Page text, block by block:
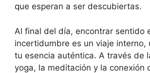
que esperan a ser descubiertas.
Al final del día, encontrar sentido
incertidumbre es un viaje interno,
tu esencia auténtica. A través de
yoga, la meditación y la conexión